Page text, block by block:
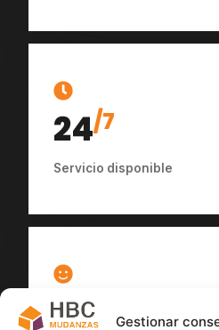
Gestionar
24/7
Servicio disponible
100